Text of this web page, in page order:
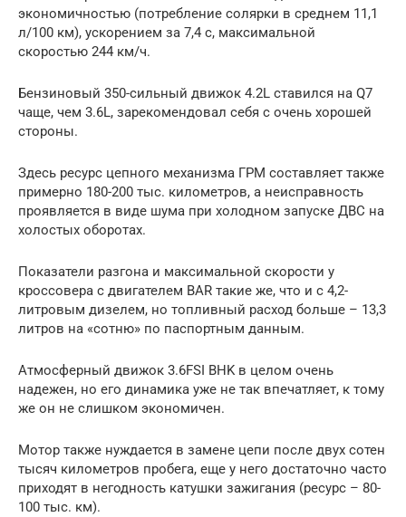
экономичностью (потребление солярки в среднем 11,1
л/100 км), ускорением за 7,4 с, максимальной
скоростью 244 км/ч.
Бензиновый 350-сильный движок 4.2L ставился на Q7
чаще, чем 3.6L, зарекомендовал себя с очень хорошей
стороны.
Здесь ресурс цепного механизма ГРМ составляет также
примерно 180-200 тыс. километров, а неисправность
проявляется в виде шума при холодном запуске ДВС на
холостых оборотах.
Показатели разгона и максимальной скорости у
кроссовера с двигателем BAR такие же, что и с 4,2-
литровым дизелем, но топливный расход больше – 13,3
литров на «сотню» по паспортным данным.
Атмосферный движок 3.6FSI BHK в целом очень
надежен, но его динамика уже не так впечатляет, к тому
же он не слишком экономичен.
Мотор также нуждается в замене цепи после двух сотен
тысяч километров пробега, еще у него достаточно часто
приходят в негодность катушки зажигания (ресурс – 80-
100 тыс. км).